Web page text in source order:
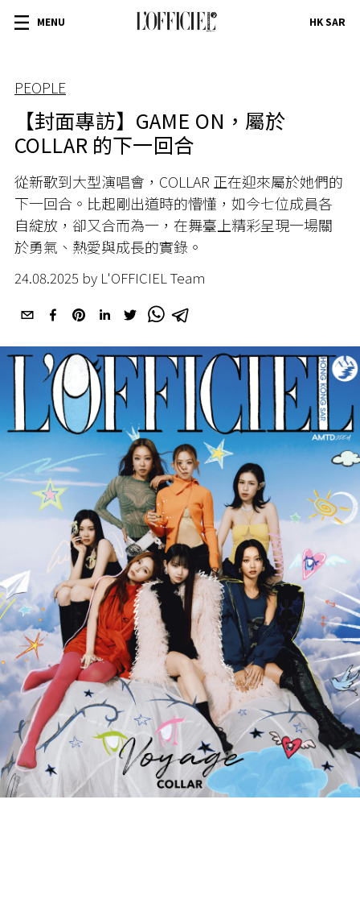
MENU HK SAR
PEOPLE
【封面專訪】GAME ON，屬於
COLLAR 的下一回合
從新歌到大型演唱會，COLLAR 正在迎來屬於她們的
下一回合。比起剛出道時的懵懂，如今七位成員各
自綻放，卻又合而為一，在舞臺上精彩呈現一場關
於勇氣、熱愛與成長的實錄。
24.08.2025 by L'OFFICIEL Team